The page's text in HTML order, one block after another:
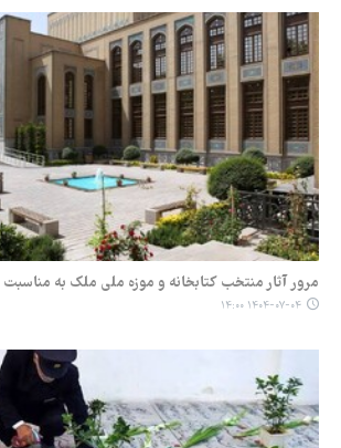
مرور آثار منتخب کتابخانه و موزه ملی ملک به
۱۴۰۴-۰۷-۰۴ ۱۴:۰۰